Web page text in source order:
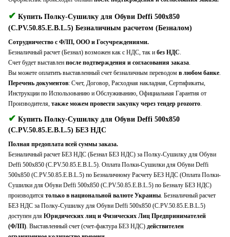
✔ Купить Полку-Сушилку для Обуви Deffi 500x850
(C.PV.50.85.E.B.L.5) Безналичным расчетом (Безналом)
Сотрудничество с ФЛП, ООО и Госучреждениями.
Безналичный расчет (Безнал) возможен как с НДС, так и без НДС.
Счет будет выставлен после подтверждения и согласования заказа.
Вы можете оплатить выставленный счет безналичным переводом в любом банке.
Перечень документов: Счет, Договор, Расходная накладная, Сертификаты,
Инструкции по Использованию и Обслуживанию, Официальная Гарантия от
Производителя, также можем провести закупку через тендер prozorro.
✔ Купить Полку-Сушилку для Обуви Deffi 500x850
(C.PV.50.85.E.B.L.5) БЕЗ НДС
Полная предоплата всей суммы заказа.
Безналичный расчет БЕЗ НДС (Безнал БЕЗ НДС) за Полку-Сушилку для Обуви
Deffi 500x850 (C.PV.50.85.E.B.L.5). Оплата Полки-Сушилки для Обуви Deffi
500x850 (C.PV.50.85.E.B.L.5) по Безналичному Расчету БЕЗ НДС (Оплата Полки-
Сушилки для Обуви Deffi 500x850 (C.PV.50.85.E.B.L.5) по Безналу БЕЗ НДС)
производится только в национальной валюте Украины. Безналичный расчет
БЕЗ НДС за Полку-Сушилку для Обуви Deffi 500x850 (C.PV.50.85.E.B.L.5)
доступен для Юридических лиц и Физических Лиц Предпринимателей
(ФЛП). Выставленный счет (счет-фактура БЕЗ НДС) действителен